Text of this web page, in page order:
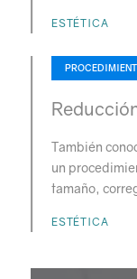
ESTÉTICA
También
un
tamaño,
ESTÉTICA